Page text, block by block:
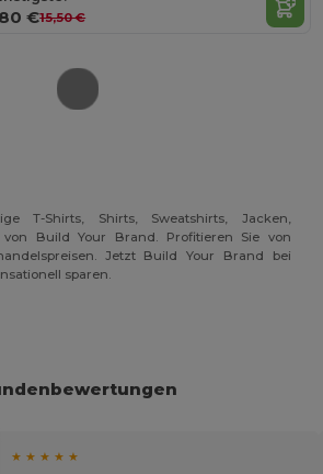
€15,50 €
T-Shirts, Shirts, Sweatshirts, Jacken,
Build Your Brand. Profitieren Sie von
Jetzt Build Your Brand bei
sparen.
★ ★ ★ ★ ★